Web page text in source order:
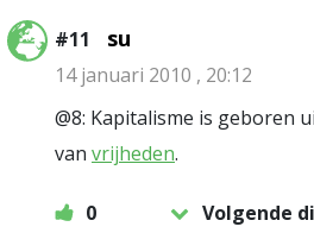
#11 su
14 januari 2010 , 20:12
@8: Kapitalisme is geboren
van vrijheden.
0
Volgende